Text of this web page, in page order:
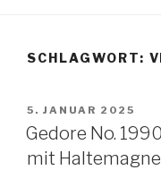
SCHLAGWORT:
VERÖFFENTLICHT
AM
5. JANUAR 2025
Gedore No.
mit